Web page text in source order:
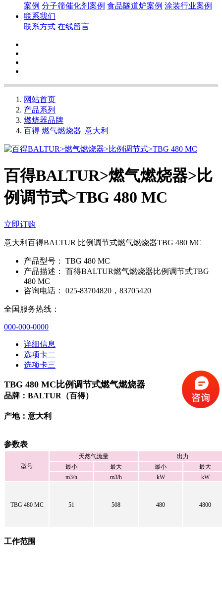
案例 分子筛催化剂案例 食品隧道炉案例 涂装行业案例
联系我们
联系方式 在线留言
网站首页
产品系列
燃烧器品牌
百得 燃气燃烧器 |意大利
百得BALTUR>燃气燃烧器>比
例调节式>TBG 480 MC
立即订购
意大利百得BALTUR 比例调节式燃气燃烧器TBG 480 MC
产品型号：
TBG 480 MC
产品描述：
百得BALTUR燃气燃烧器比例调节式TBG
480 MC
咨询电话：
025-83704820，83705420
全国服务热线：
000-000-0000
详细信息
选项卡二
选项卡三
TBG 480 MC比例调节式燃气燃烧器
品牌：BALTUR（百得）
产地：意大利
参数表
型号
天然气流量
出力
最小
最大 最小
最大
m3/h
m3/h kW kW
TBG 480 MC 51 508 480 4800
工作范围